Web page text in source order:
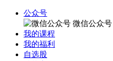
公众号
微信公众号
我的课程
我的福利
自选股